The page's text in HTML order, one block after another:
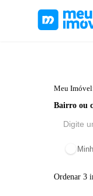
Meu Imóvel
Bairro ou
Ordenar 3